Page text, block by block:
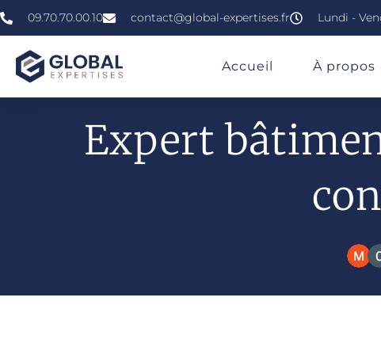
09.70.70.00.10 contact@global-expertises.fr Lundi -
Accueil À propos
Expert
»»»Expert En Bâtiment À Nanterre